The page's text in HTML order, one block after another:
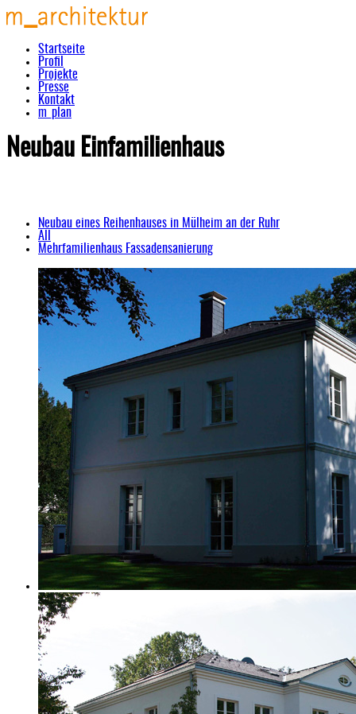
Startseite
Profil
Projekte
Presse
Kontakt
m_plan
Neubau Einfamilienhaus
Neubau eines Reihenhauses in Mülheim an der Ruhr
All
Mehrfamilienhaus Fassadensanierung